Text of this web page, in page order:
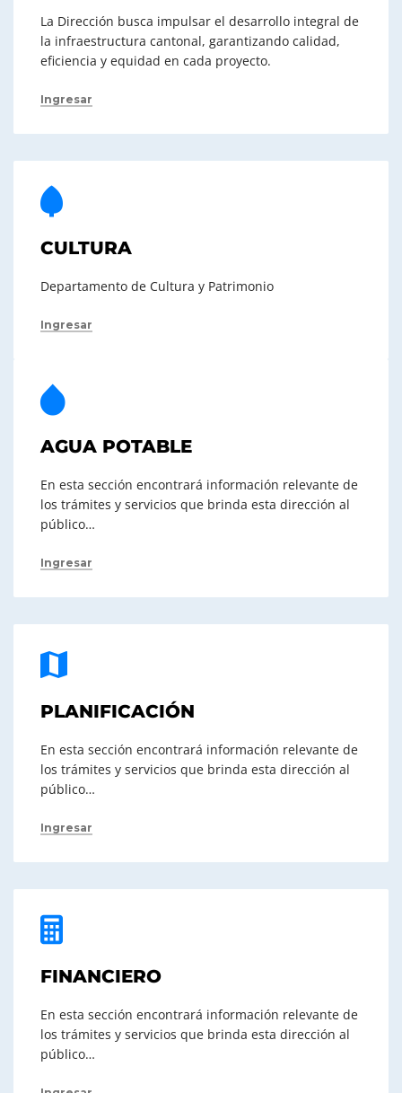
La Dirección busca impulsar el desarrollo integral de
la infraestructura cantonal, garantizando calidad,
eficiencia y equidad en cada proyecto.
Ingresar
CULTURA
Departamento de Cultura y Patrimonio
Ingresar
AGUA POTABLE
En esta sección encontrará información relevante de
los trámites y servicios que brinda esta dirección al
público…
Ingresar
PLANIFICACIÓN
En esta sección encontrará información relevante de
los trámites y servicios que brinda esta dirección al
público…
Ingresar
FINANCIERO
En esta sección encontrará información relevante de
los trámites y servicios que brinda esta dirección al
público…